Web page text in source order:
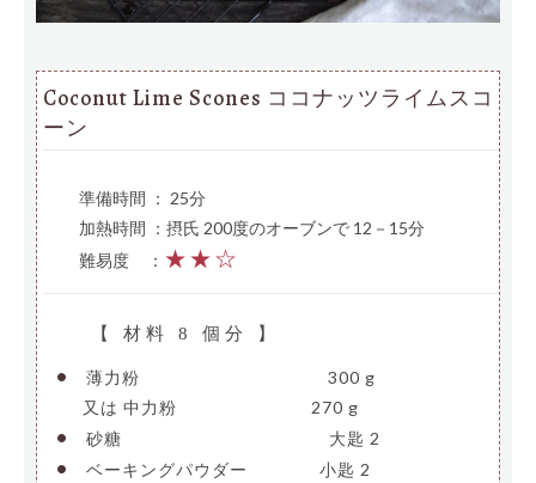
Coconut Lime Scones ココナッツライムスコ
ーン
準備時間 ： 25分
加熱時間 ：摂氏 200度のオーブンで 12－15分
難易度
： ★★☆
【 材料 8 個分 】
• 薄力粉
300 g
又は 中力粉 270 g
• 砂糖 大匙 2
• ベーキングパウダー 小匙 2